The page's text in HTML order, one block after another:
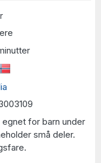
for barn under
små deler.